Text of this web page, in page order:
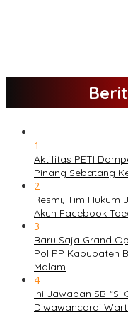
1
Aktifitas PETI
Pinang Sebatang
2
Resmi, Tim Hukum
Akun Facebook
3
Baru Saja Grand
Pol PP Kabupaten
Malam
4
Ini Jawaban SB “Si
Diwawancarai